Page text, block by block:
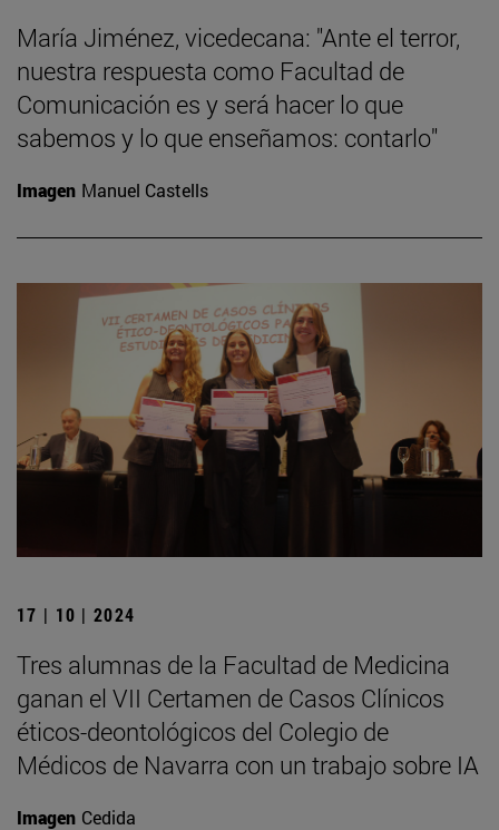
María Jiménez, vicedecana: "Ante el terror,
nuestra respuesta como Facultad de
Comunicación es y será hacer lo que
sabemos y lo que enseñamos: contarlo"
Imagen Manuel Castells
17 | 10 | 2024
Tres alumnas de la Facultad de Medicina
ganan el VII Certamen de Casos Clínicos
éticos-deontológicos del Colegio de
Médicos de Navarra con un trabajo sobre IA
Imagen Cedida